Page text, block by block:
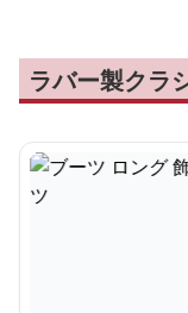
ラバー製クラ